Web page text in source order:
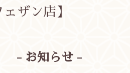
ザン店】
- お知らせ -